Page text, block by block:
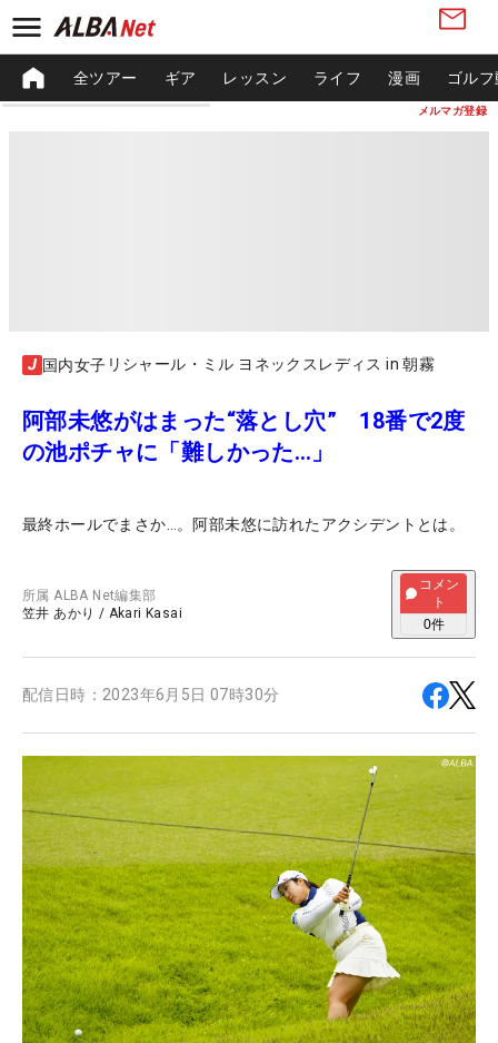
メルマガ登録
全ツアー ギア レッスン ライフ 漫画 ゴル
国内女子 リシャール・ミル ヨネックスレディス in 朝霧
阿部未悠がはまった“落とし穴” 18番で2度
の池ポチャに「難しかった…」
最終ホールでまさか…。阿部未悠に訪れたアクシデントとは。
所属ALBA Net編集部
笠井 あかり / Akari Kasai
コメン
ト
0件
配信日時： 2023年6月5日 07時30分